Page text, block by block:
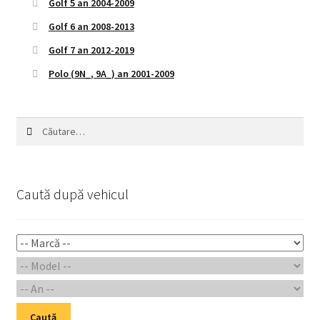
Golf 5 an 2004-2009
Golf 6 an 2008-2013
Golf 7 an 2012-2019
Polo (9N_, 9A_) an 2001-2009
Caută după vehicul
Caută